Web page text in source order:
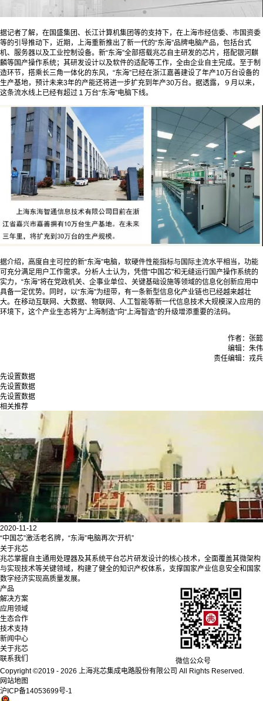
据记者了解，在国盛集团、长江计算机集团等的支持下，在上海市经信委、市国资委
等的引导推动下，近期，上海重新推出了新一代的“东海”品牌电脑产品，包括台式
机、服务器以及工业控制设备。新“东海”全部搭载兆芯自主研发的芯片，搭配银河麒
麟等国产操作系统；其研发设计以及软件的适配等工作，全由企业自主完成。至于制
造环节，搭乘长三角一体化的东风，“东海”已经在浙江嘉善建设了年产10万台设备的
生产基地，预计未来3年的产能还将进一步扩充到年产30万台。据透露，９月以来，
这条流水线上已经有超过１万台“东海”电脑下线。
据介绍，高度自主可控的新“东海”电脑，软硬件性能指标与国际主流水平相当，功能
可充分满足用户工作需求。分析人士认为，凭借“中国芯”和无缝运行国产操作系统的
实力，“东海”将在党政机关、企事业单位、关键基础设施等领域的信息化创新应用中
具备一定优势。同时，以“东海”为纽带，有一条新型信息化产业链也已经越来越壮
大。在移动互联网、大数据、物联网、人工智能等新一代信息技术大规模深入应用的
环境下，这个产业生态将为“上海制造”向“上海智造”的升级增添重要的法码。
作者：张懿
编辑：朱伟
责任编辑：戎兵
先设置数据
先设置数据
先设置数据
相关推荐
2020-11-12
“中国芯”激活老名牌，“东海”电脑再次“开机”
关于兆芯
兆芯掌握自主通用处理器及其系统平台芯片研发设计的核心技术，全面覆盖其微架构
与实现技术等关键领域，构建了健全的知识产权体系，支撑国家产业信息安全和国家
数字经济实现高质量发展。
产品
解决方案
应用领域
生态合作
技术支持
新闻中心
关于兆芯
联系我们
微信公众号
Copyright ©2019 - 2026 上海兆芯集成电路股份有限公司 All Rights Reserved.
网站地图
沪ICP备14053699号-1